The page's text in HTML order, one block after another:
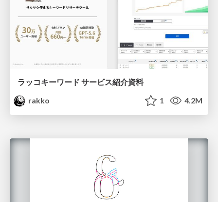
ラッコキーワード サービス紹介資料
rakko
1 4.2M